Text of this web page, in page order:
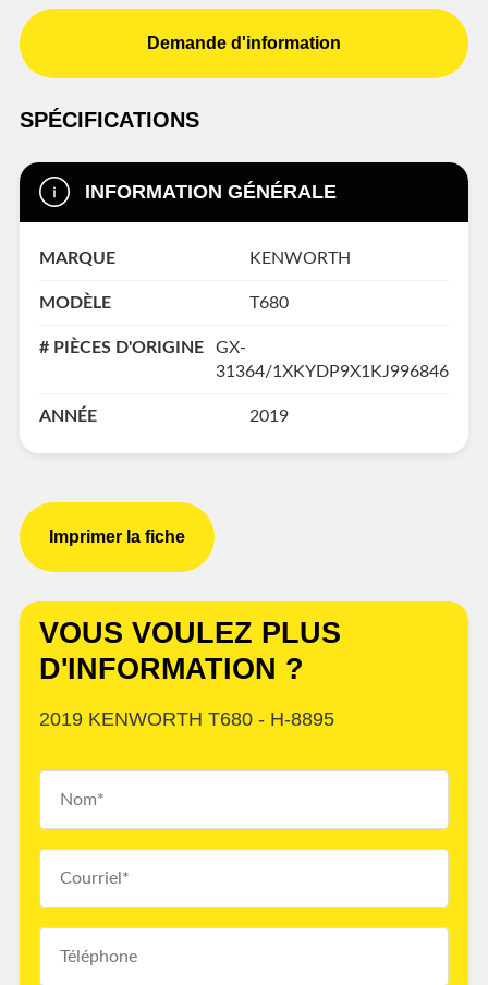
Demande d'information
SPÉCIFICATIONS
INFORMATION GÉNÉRALE
MARQUE KENWORTH
MODÈLE T680
# PIÈCES D'ORIGINE
GX-
31364/1XKYDP9X1KJ996846
ANNÉE 2019
Imprimer la fiche
VOUS VOULEZ PLUS
D'INFORMATION ?
2019 KENWORTH T680 - H-8895